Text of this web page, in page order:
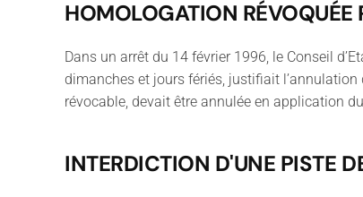
HOMOLOGATION
Dans un arrêt du 14 février 1996, le Conseil
dimanches et jours fériés, justifiait
révocable, devait être annulée en application
INTERDICTION D'UNE PISTE